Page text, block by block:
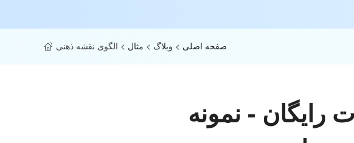
صفحه اصلی > وبلاگ > مثال > الگوی نقشه ذهنی
رایگان - نمونه